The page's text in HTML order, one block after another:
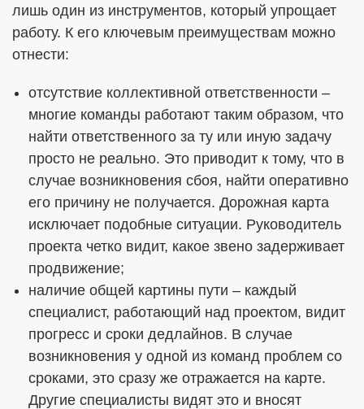
лишь один из инструментов, который упрощает
работу. К его ключевым преимуществам можно
отнести:
отсутствие коллективной ответственности –
многие команды работают таким образом, что
найти ответственного за ту или иную задачу
просто не реально. Это приводит к тому, что в
случае возникновения сбоя, найти оперативно
его причину не получается. Дорожная карта
исключает подобные ситуации. Руководитель
проекта четко видит, какое звено задерживает
продвижение;
наличие общей картины пути – каждый
специалист, работающий над проектом, видит
прогресс и сроки дедлайнов. В случае
возникновения у одной из команд проблем со
сроками, это сразу же отражается на карте.
Другие специалисты видят это и вносят